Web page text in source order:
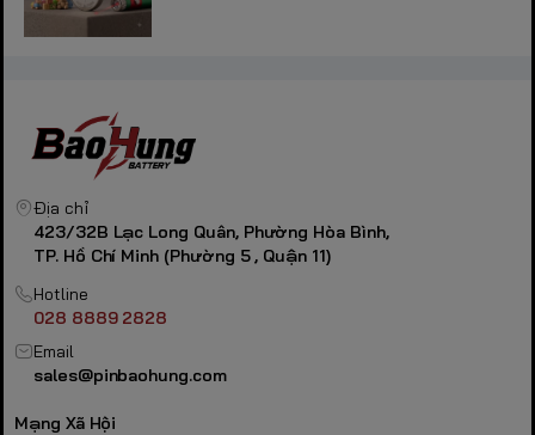
Địa chỉ
423/32B Lạc Long Quân, Phường Hòa Bình,
TP. Hồ Chí Minh (Phường 5 , Quận 11)
Hotline
028 8889 2828
Email
sales@pinbaohung.com
Mạng Xã Hội